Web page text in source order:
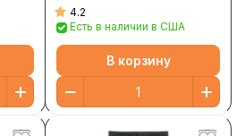
4.2
Есть в наличии в США
В корзину